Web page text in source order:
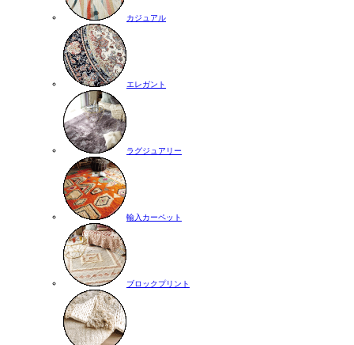
カジュアル
エレガント
ラグジュアリー
輸入カーペット
ブロックプリント